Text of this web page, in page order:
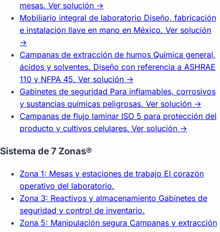
mesas. Ver solución →
Mobiliario integral de laboratorio Diseño, fabricación
e instalación llave en mano en México. Ver solución
→
Campanas de extracción de humos Química general,
ácidos y solventes. Diseño con referencia a ASHRAE
110 y NFPA 45. Ver solución →
Gabinetes de seguridad Para inflamables, corrosivos
y sustancias químicas peligrosas. Ver solución →
Campanas de flujo laminar ISO 5 para protección del
producto y cultivos celulares. Ver solución →
Sistema de 7 Zonas®
Zona 1: Mesas y estaciones de trabajo El corazón
operativo del laboratorio.
Zona 3: Reactivos y almacenamiento Gabinetes de
seguridad y control de inventario.
Zona 5: Manipulación segura Campanas y extracción